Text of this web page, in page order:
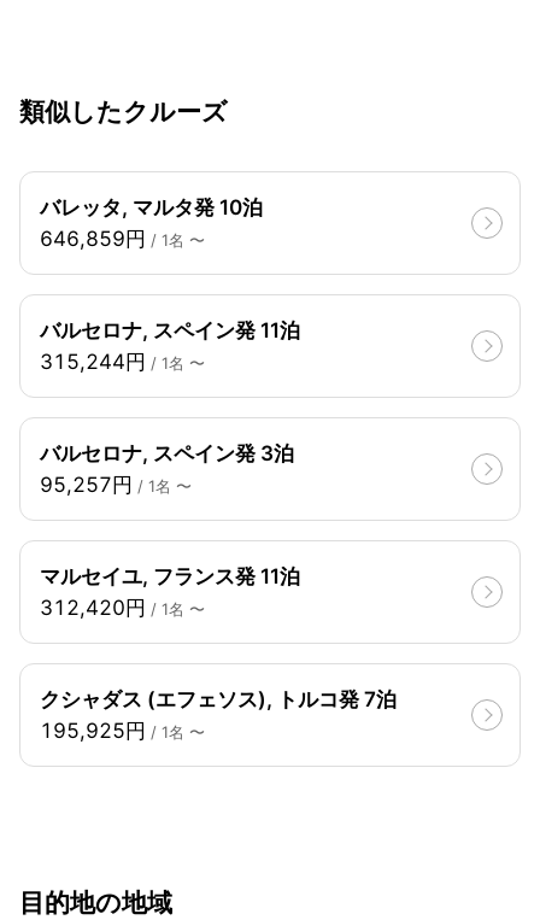
類似したクルーズ
バレッタ, マルタ発 10泊
646,859円 / 1名 〜
バルセロナ, スペイン発 11泊
315,244円 / 1名 〜
バルセロナ, スペイン発 3泊
95,257円 / 1名 〜
マルセイユ, フランス発 11泊
312,420円 / 1名 〜
クシャダス (エフェソス), トルコ発 7泊
195,925円 / 1名 〜
目的地の地域